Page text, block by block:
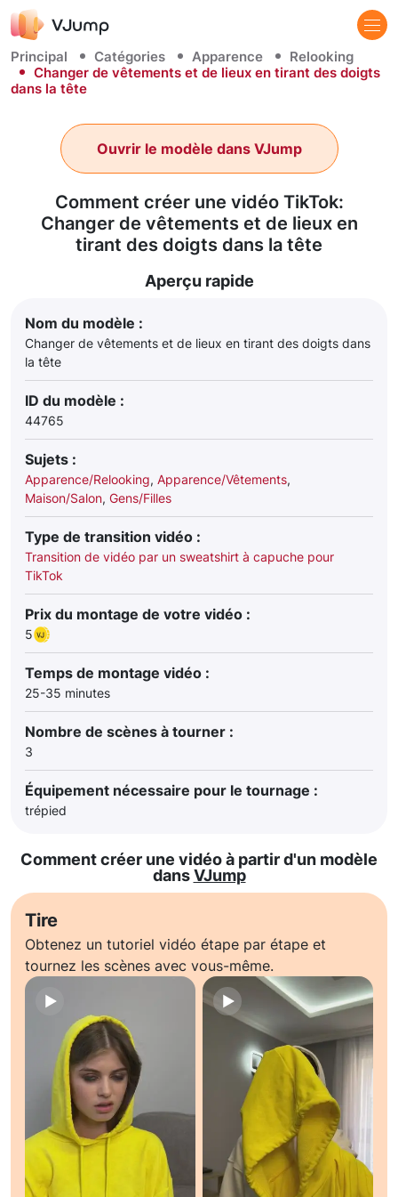
Principal Catégories Apparence
Relooking
Changer de vêtements et de lieux en tirant des doigts
dans la tête
Comment créer une vidéo TikTok:
Changer de vêtements et de lieux en
tirant des doigts dans la tête
Ouvrir le modèle dans VJump
Aperçu rapide
Nom du modèle :
Changer de vêtements et de lieux en tirant des doigts dans
la tête
ID du modèle :
44765
Sujets :
Apparence/Relooking, Apparence/Vêtements,
Maison/Salon, Gens/Filles
Type de transition vidéo :
Transition de vidéo par un sweatshirt à capuche pour
TikTok
Prix du montage de votre vidéo :
5
Temps de montage vidéo :
25-35 minutes
Nombre de scènes à tourner :
3
Équipement nécessaire pour le tournage :
trépied
Comment créer une vidéo à partir d'un modèle
dansVJump
Tire
Obtenez un tutoriel vidéo étape par étape et
tournez les scènes avec vous-même.